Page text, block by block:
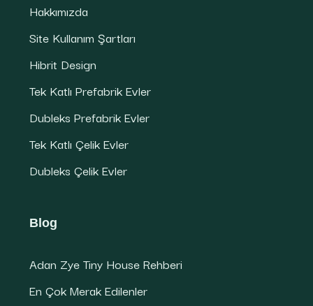
Hakkımızda
Site Kullanım Şartları
Hibrit Design
Tek Katlı Prefabrik Evler
Dubleks Prefabrik Evler
Tek Katlı Çelik Evler
Dubleks Çelik Evler
Blog
Adan Zye Tiny House Rehberi
En Çok Merak Edilenler